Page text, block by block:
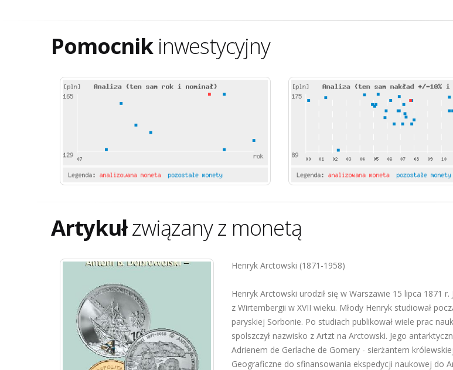
Pomocnikinwestycyjny
Artykułzwiązany z monetą
Henryk Arctowski (1871-1958)
Henryk Arctowski urodził się w Warszawie 15 lipca 1871
z Wirtembergii w XVII wieku. Młody Henryk studiował
paryskiej Sorbonie. Po studiach publikował wiele prac
spolszczył nazwisko z Artzt na Arctowski. Jego
Adrienem de Gerlache de Gomery - sierżantem
Geograficzne do sfinansowania ekspedycji naukowej do